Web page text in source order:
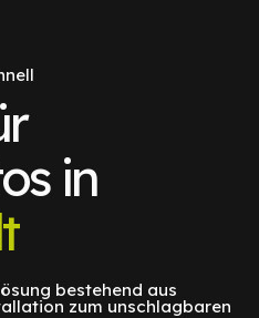
in
bestehend aus
zum unschlagbaren